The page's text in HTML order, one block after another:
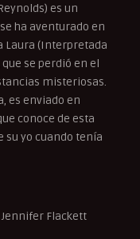
es un
ha aventurado en
Laura (Interpretada
se perdió en el
misteriosas.
es enviado en
conoce de esta
su yo cuando tenía
Jennifer Flackett